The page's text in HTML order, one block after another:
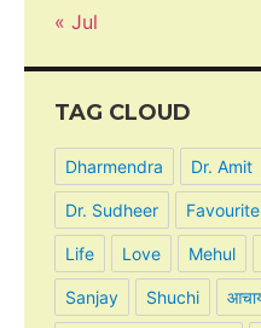
« Jul
TAG CLOUD
Dharmendra Dr. Amit
Dr. Sudheer Favourite
Life Love Mehul
Sanjay Shuchi